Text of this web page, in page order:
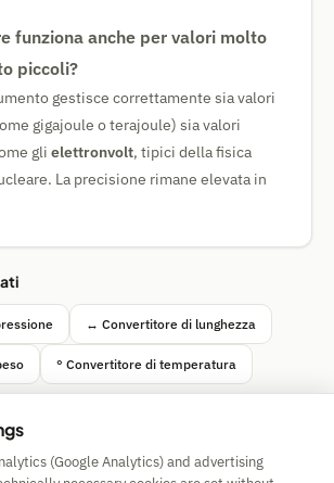
funziona anche per valori molto
piccoli?
gestisce correttamente sia valori
gigajoule o terajoule) sia valori
gli elettronvolt, tipici della fisica
La precisione rimane elevata in
↔ Convertitore di lunghezza
° Convertitore di temperatura
Simple Calculator
(Google Analytics) and advertising